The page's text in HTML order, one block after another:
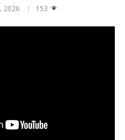
2026 153